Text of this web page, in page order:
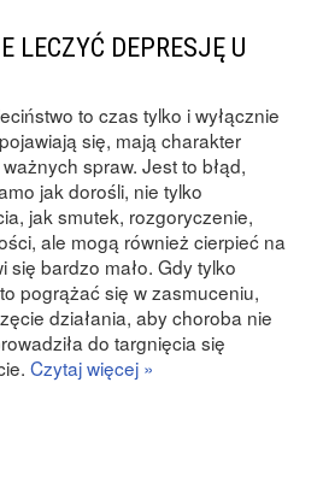
LECZYĆ DEPRESJĘ U
to czas tylko i wyłącznie
się, mają charakter
spraw. Jest to błąd,
jak dorośli, nie tylko
jak smutek, rozgoryczenie,
ale mogą również cierpieć na
się bardzo mało. Gdy tylko
pogrążać się w zasmuceniu,
działania, aby choroba nie
do targnięcia się
Czytaj więcej »